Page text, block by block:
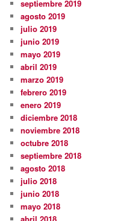
septiembre 2019
agosto 2019
julio 2019
junio 2019
mayo 2019
abril 2019
marzo 2019
febrero 2019
enero 2019
diciembre 2018
noviembre 2018
octubre 2018
septiembre 2018
agosto 2018
julio 2018
junio 2018
mayo 2018